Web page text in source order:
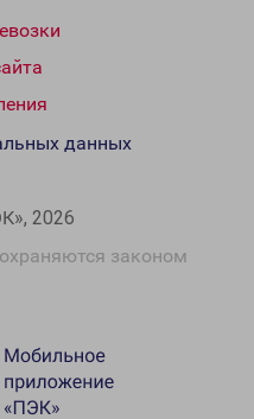
2026
законом
данных